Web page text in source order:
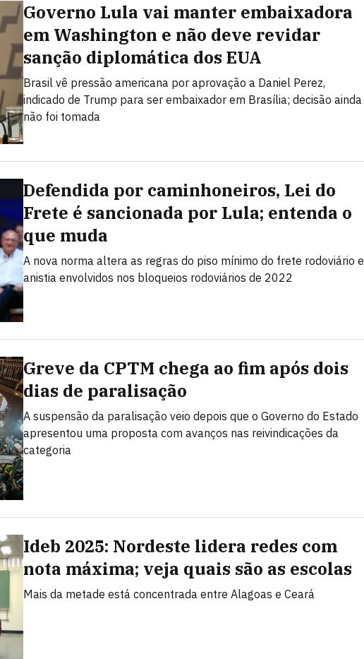
Governo Lula vai manter embaixadora
em Washington e não deve revidar
sanção diplomática dos EUA
Brasil vê pressão americana por aprovação a Daniel Perez,
indicado de Trump para ser embaixador em Brasília; decisão ainda
não foi tomada
Defendida por caminhoneiros, Lei do
Frete é sancionada por Lula; entenda o
que muda
A nova norma altera as regras do piso mínimo do frete rodoviário e
anistia envolvidos nos bloqueios rodoviários de 2022
Greve da CPTM chega ao fim após dois
dias de paralisação
A suspensão da paralisação veio depois que o Governo do Estado
apresentou uma proposta com avanços nas reivindicações da
categoria
Ideb 2025: Nordeste lidera redes com
nota máxima; veja quais são as escolas
Mais da metade está concentrada entre Alagoas e Ceará